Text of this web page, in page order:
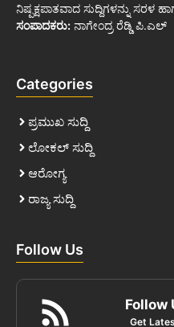
ನಿಷ್ಪಕ್ಷಪಾತವಾದ ಸುದ್ದಿಗಳನ್ನು ಸರಳ
ಸಂಪಾದಕರು: ನಾಗೇಂದ್ರ ರೆಡ್ಡಿ ಪಿ.ಎಲ್
Categories
ಪ್ರಮುಖ ಸುದ್ದಿ
ಲೋಕಲ್ ಸುದ್ದಿ
ಆರೋಗ್ಯ
ರಾಜ್ಯ ಸುದ್ದಿ
Follow Us
Follow
Get